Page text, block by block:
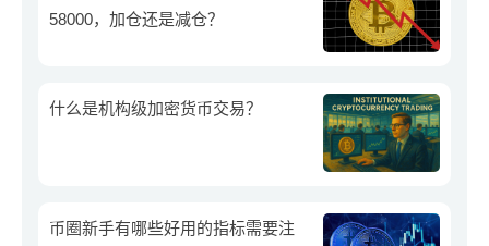
58000，加仓还是减仓？
什么是机构级加密货币交易？
币圈新手有哪些好用的指标需要注